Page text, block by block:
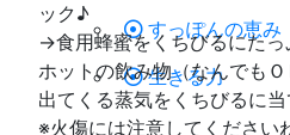
すっぽんの恵み
生きる力
ック♪
→食用蜂蜜をくちびるにたっ
ホットの飲み物（なんでも
出てくる蒸気をくちびるに
※火傷には注意してください